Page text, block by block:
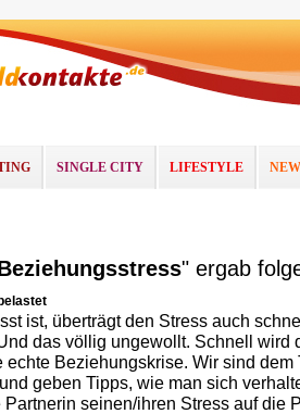
SINGLE CITY LIFESTYLE
" ergab
ist, überträgt den Stress auch
das völlig ungewollt. Schnell wird
echte Beziehungskrise. Wir sind dem
geben Tipps, wie man sich
Partnerin seinen/ihren Stress auf die